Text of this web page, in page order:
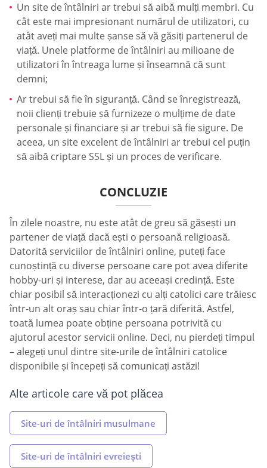
Un site de întâlniri ar trebui să aibă mulți membri. Cu
cât este mai impresionant numărul de utilizatori, cu
atât aveți mai multe șanse să vă găsiți partenerul de
viață. Unele platforme de întâlniri au milioane de
utilizatori în întreaga lume și înseamnă că sunt
demni;
Ar trebui să fie în siguranță. Când se înregistrează,
noii clienți trebuie să furnizeze o mulțime de date
personale și financiare și ar trebui să fie sigure. De
aceea, un site excelent de întâlniri ar trebui cel puțin
să aibă criptare SSL și un proces de verificare.
CONCLUZIE
În zilele noastre, nu este atât de greu să găsești un
partener de viață dacă ești o persoană religioasă.
Datorită serviciilor de întâlniri online, puteți face
cunoștință cu diverse persoane care pot avea diferite
hobby-uri și interese, dar au aceeași credință. Este
chiar posibil să interacționezi cu alți catolici care trăiesc
într-un alt oraș sau chiar într-o țară diferită. Astfel,
toată lumea poate obține persoana potrivită cu
ajutorul acestor servicii online. Deci, nu pierdeți timpul
– alegeți unul dintre site-urile de întâlniri catolice
disponibile și începeți să comunicați astăzi!
Alte articole care vă pot plăcea
Site-uri de întâlniri musulmane
Site-uri de întâlniri evreiești